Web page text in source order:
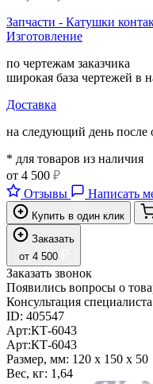
Запчасти - Катушки
Изготовление
по чертежам заказчика
широкая база чертежей в
Доставка
на следующий день после
* для товаров из наличия
от 4 500 ₽
Отзывы
Написать
Купить в один клик
Заказать
от 4 500
Заказать звонок
Появились вопросы о
Консультация специалиста
ID: 405547
Арт:КТ-6043
Арт:КТ-6043
Размер, мм: 120 x 150 x 50
Вес, кг: 1,64